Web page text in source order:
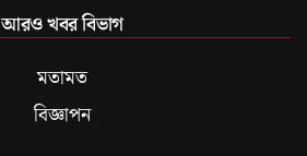
আরও খবর বিভাগ
মতামত
বিজ্ঞাপন